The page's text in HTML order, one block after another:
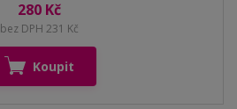
280 Kč
bez DPH 231 Kč
Koupit